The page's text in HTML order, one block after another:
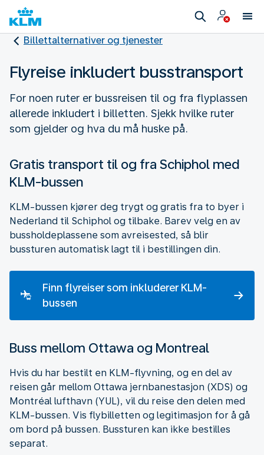
Billettalternativer og tjenester
Flyreise inkludert busstransport
For noen ruter er bussreisen til og fra flyplassen
allerede inkludert i billetten. Sjekk hvilke ruter
som gjelder og hva du må huske på.
Gratis transport til og fra Schiphol med
KLM-bussen
KLM-bussen kjører deg trygt og gratis fra to byer i
Nederland til Schiphol og tilbake. Barev velg en av
bussholdeplassene som avreisested, så blir
bussturen automatisk lagt til i bestillingen din.
Finn flyreiser som inkluderer KLM-
bussen
Buss mellom Ottawa og Montreal
Hvis du har bestilt en KLM-flyvning, og en del av
reisen går mellom Ottawa jernbanestasjon (XDS) og
Montréal lufthavn (YUL), vil du reise den delen med
KLM-bussen. Vis flybilletten og legitimasjon for å gå
om bord på bussen. Bussturen kan ikke bestilles
separat.